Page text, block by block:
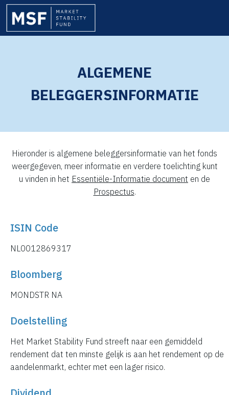
ALGEMENE
BELEGGERSINFORMATIE
Hieronder is algemene beleggersinformatie van het fonds
weergegeven, meer informatie en verdere toelichting kunt
u vinden in het Essentiële-Informatie document en de
Prospectus.
ISIN Code
NL0012869317
Bloomberg
MONDSTR NA
Doelstelling
Het Market Stability Fund streeft naar een gemiddeld
rendement dat ten minste gelijk is aan het rendement op de
aandelenmarkt, echter met een lager risico.